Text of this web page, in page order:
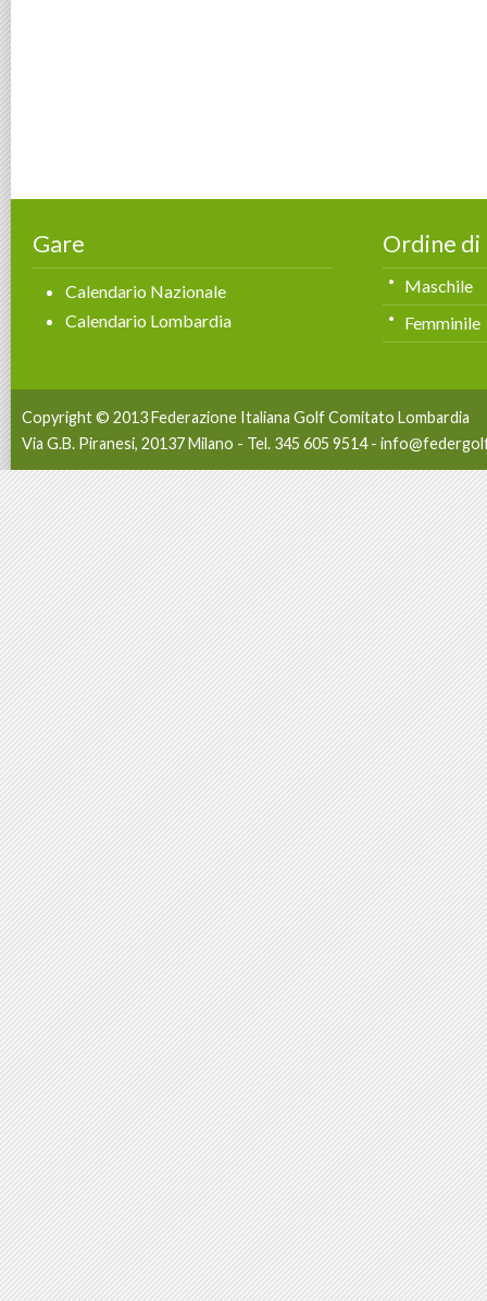
Gare
Calendario Nazionale
Calendario Lombardia
Ordine
Maschile
Femminile
Copyright © 2013 Federazione Italiana Golf Comitato Lombardia
Via G.B. Piranesi, 20137 Milano - Tel. 345 605 9514 -